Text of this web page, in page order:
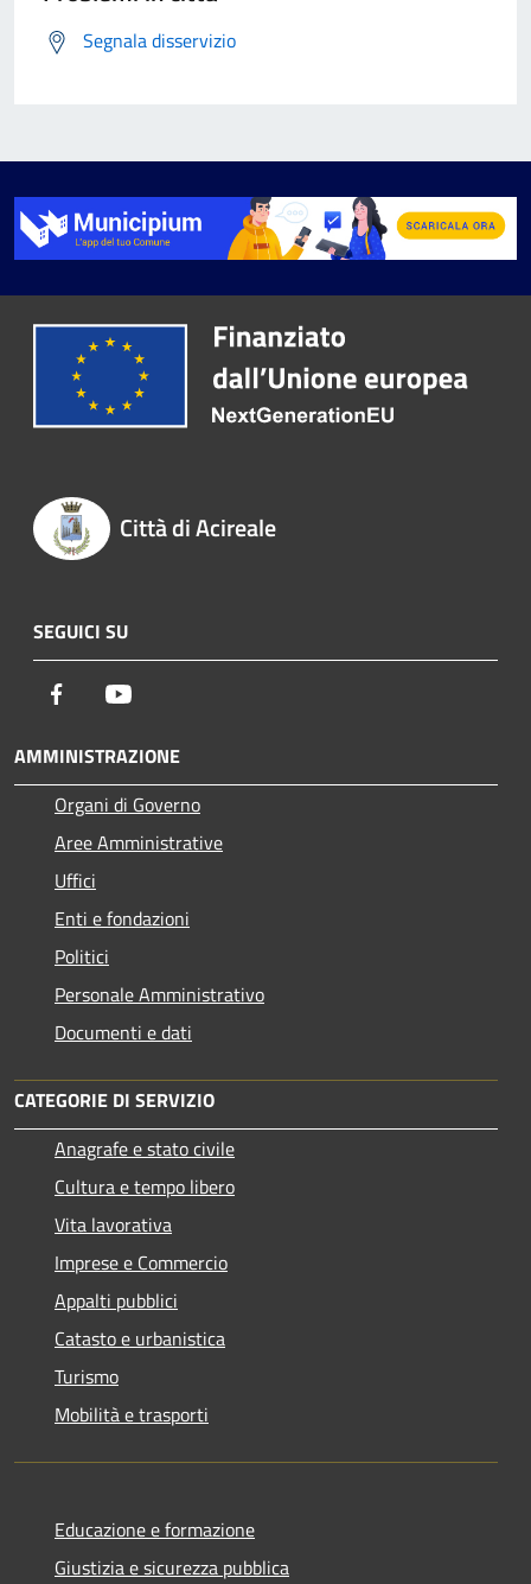
Segnala disservizio
Città di Acireale
SEGUICI SU
Facebook
AMMINISTRAZIONE
Organi di Governo
Aree Amministrative
Uffici
Enti e fondazioni
Politici
Personale Amministrativo
Documenti e dati
CATEGORIE DI SERVIZIO
Anagrafe e stato civile
Cultura e tempo libero
Vita lavorativa
Imprese e Commercio
Appalti pubblici
Catasto e urbanistica
Turismo
Mobilità e trasporti
Educazione e formazione
Giustizia e sicurezza pubblica